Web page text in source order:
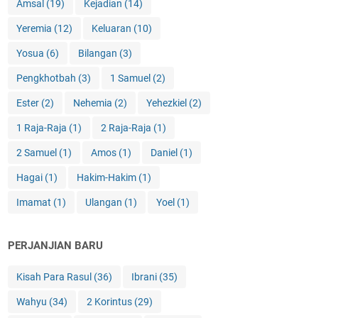
Amsal (19) Kejadian (14)
Yeremia (12) Keluaran (10)
Yosua (6) Bilangan (3)
Pengkhotbah (3) 1 Samuel (2)
Ester (2) Nehemia (2) Yehezkiel (2)
1 Raja-Raja (1) 2 Raja-Raja (1)
2 Samuel (1) Amos (1) Daniel (1)
Hagai (1) Hakim-Hakim (1)
Imamat (1) Ulangan (1) Yoel (1)
PERJANJIAN BARU
Kisah Para Rasul (36) Ibrani (35)
Wahyu (34) 2 Korintus (29)